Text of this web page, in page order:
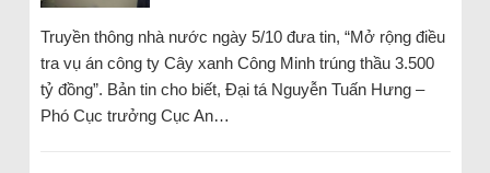
Truyền thông nhà nước ngày 5/10 đưa tin, “Mở rộng điều
tra vụ án công ty Cây xanh Công Minh trúng thầu 3.500
tỷ đồng”. Bản tin cho biết, Đại tá Nguyễn Tuấn Hưng –
Phó Cục trưởng Cục An…